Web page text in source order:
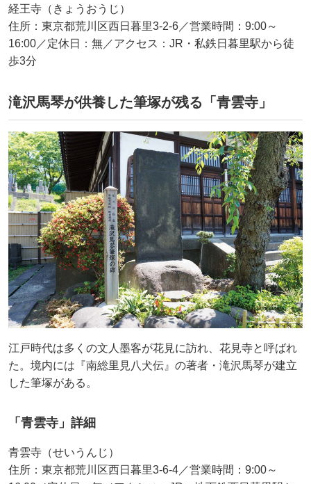
経王寺（きょうおうじ）
住所：東京都荒川区西日暮里3-2-6／営業時間：9:00～
16:00／定休日：無／アクセス：JR・私鉄日暮里駅から徒
歩3分
滝沢馬琴が供養した筆塚が残る「青雲寺」
江戸時代は多くの文人墨客が花見に訪れ、花見寺と呼ばれ
た。境内には『南総里見八犬伝』の著者・滝沢馬琴が建立
した筆塚がある。
「青雲寺」詳細
青雲寺（せいうんじ）
住所：東京都荒川区西日暮里3-6-4／営業時間：9:00～